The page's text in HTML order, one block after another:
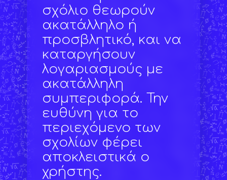
σχόλιο θεωρούν
ακατάλληλο ή
προσβλητικό, και να
καταργήσουν
λογαριασμούς με
ακατάλληλη
συμπεριφορά. Την
ευθύνη για το
περιεχόμενο των
σχολίων φέρει
αποκλειστικά ο
χρήστης.